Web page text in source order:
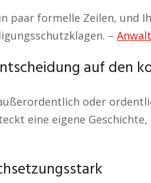
paar formelle Zeilen,
–
auf den
oder
eine eigene